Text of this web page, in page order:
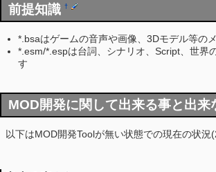
前提知識 †
*.bsaはゲームの音声や画像、3Dモデル等の
*.esm/*.espは台詞、シナリオ、Script、世界
す
MOD開発に関して出来る事と出来
以下はMOD開発Toolが無い状態での現在の状